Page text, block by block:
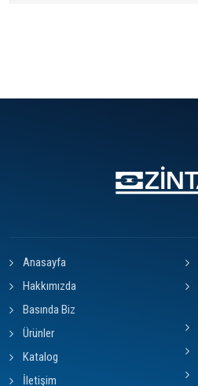
Anasayfa
Hakkımızda
Basında Biz
Ürünler
Katalog
İletişim